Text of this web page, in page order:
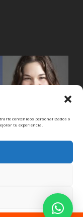
contenidos personalizados o
tu experiencia.